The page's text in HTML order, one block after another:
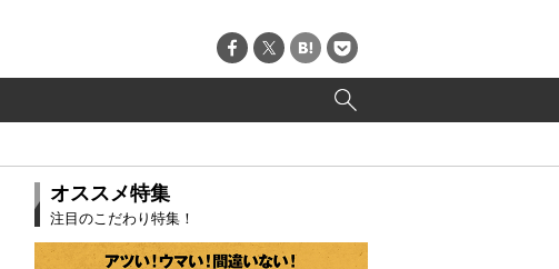
オススメ特集
注目のこだわり特集！